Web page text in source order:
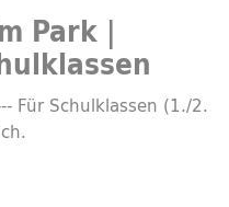
Park |
Für Schulklassen (1./2.